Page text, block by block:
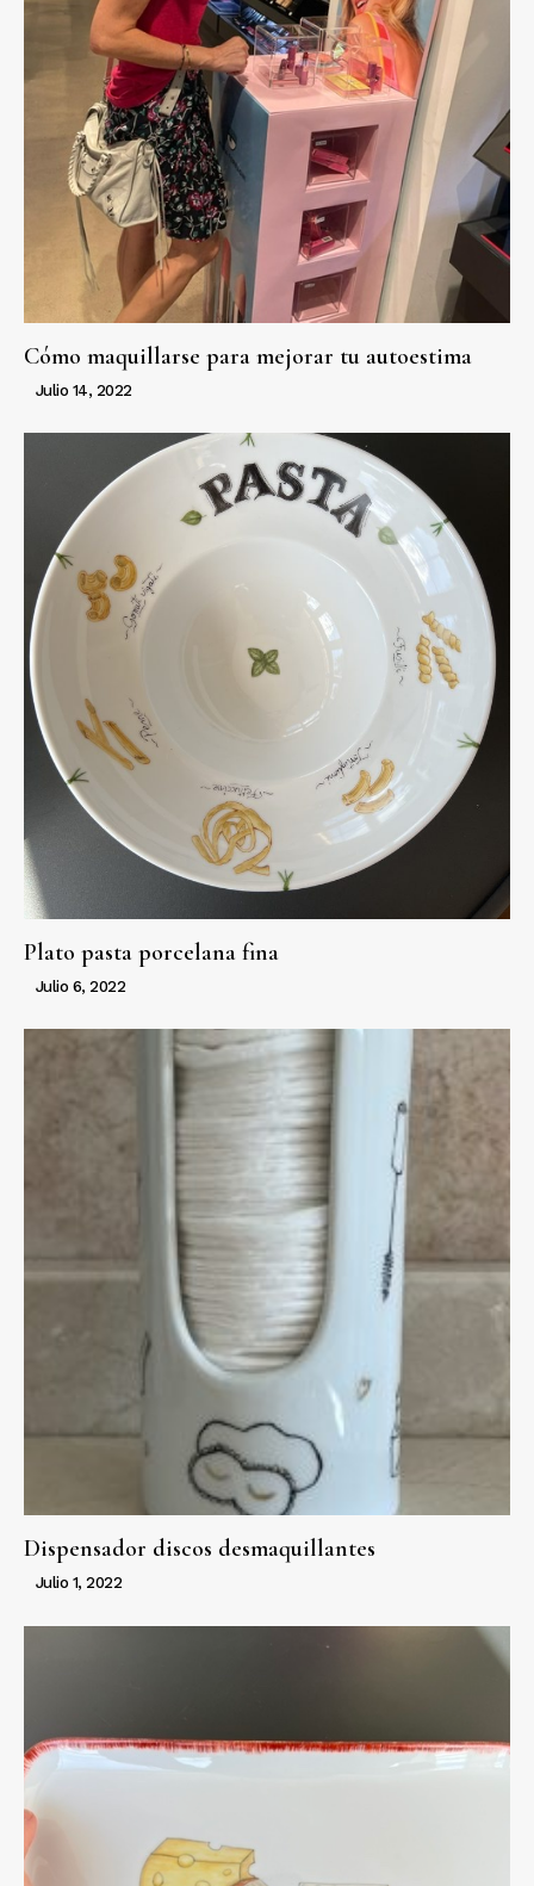
Cómo maquillarse para mejorar tu autoestima
Julio 14, 2022
Plato pasta porcelana fina
Julio 6, 2022
Dispensador discos desmaquillantes
Julio 1, 2022